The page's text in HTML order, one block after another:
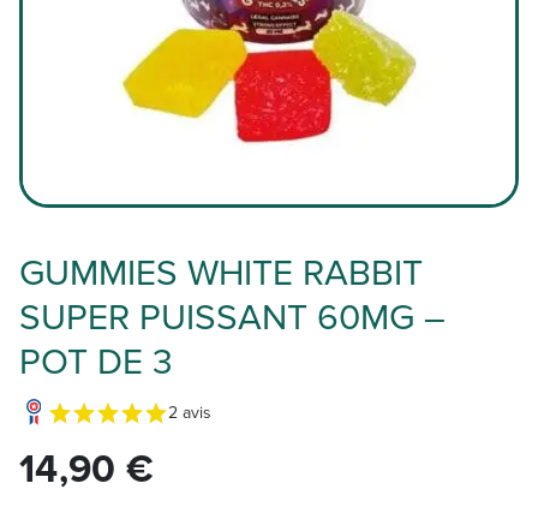
GUMMIES WHITE RABBIT
SUPER PUISSANT 60MG –
POT DE 3
2 avis
14,90 €